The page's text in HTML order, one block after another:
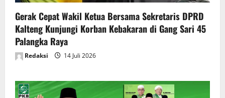
Gerak Cepat Wakil Ketua Bersama Sekretaris DPRD
Kalteng Kunjungi Korban Kebakaran di Gang Sari 45
Palangka Raya
Redaksi 14 Juli 2026